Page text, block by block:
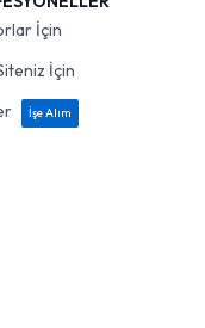
İçin
İçin
İşe Alım